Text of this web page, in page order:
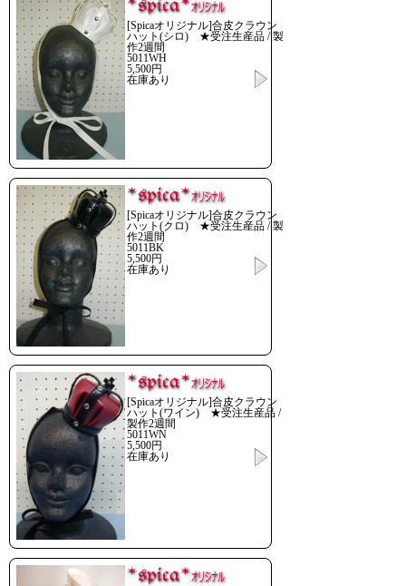
[Spicaオリジナル]合皮クラウン
ハット(シロ) ★受注生産品 / 製
作2週間
5011WH
5,500円
在庫あり
[Spicaオリジナル]合皮クラウン
ハット(クロ) ★受注生産品 / 製
作2週間
5011BK
5,500円
在庫あり
[Spicaオリジナル]合皮クラウン
ハット(ワイン) ★受注生産品 /
製作2週間
5011WN
5,500円
在庫あり